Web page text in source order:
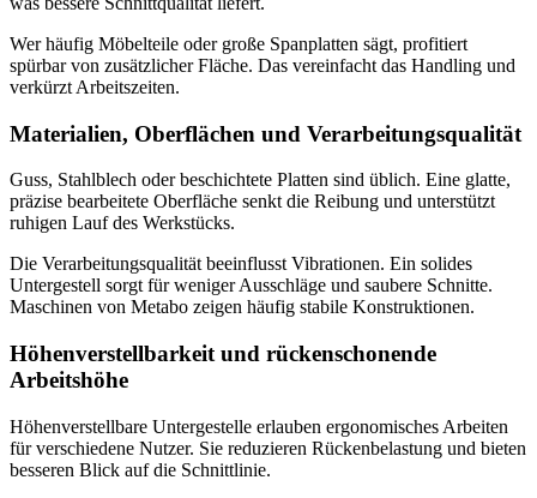
Wer häufig Möbelteile oder große Spanplatten sägt, profitiert
spürbar von zusätzlicher Fläche. Das vereinfacht das Handling und
verkürzt Arbeitszeiten.
Materialien, Oberflächen und Verarbeitungsqualität
Guss, Stahlblech oder beschichtete Platten sind üblich. Eine glatte,
präzise bearbeitete Oberfläche senkt die Reibung und unterstützt
ruhigen Lauf des Werkstücks.
Die Verarbeitungsqualität beeinflusst Vibrationen. Ein solides
Untergestell sorgt für weniger Ausschläge und saubere Schnitte.
Maschinen von Metabo zeigen häufig stabile Konstruktionen.
Höhenverstellbarkeit und rückenschonende
Arbeitshöhe
Höhenverstellbare Untergestelle erlauben ergonomisches Arbeiten
für verschiedene Nutzer. Sie reduzieren Rückenbelastung und bieten
besseren Blick auf die Schnittlinie.